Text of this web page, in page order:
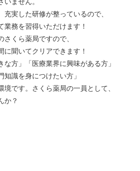
充実した研修が整っているので、
業務を習得いただけます！
くら薬局ですので、
に聞いてクリアできます！
な方」「医療業界に興味がある方」
知識を身につけたい方」
境です。さくら薬局の一員として、
か？